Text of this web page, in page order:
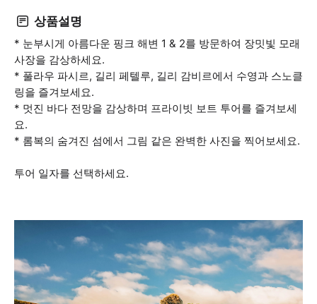
상품설명
* 눈부시게 아름다운 핑크 해변 1 & 2를 방문하여 장밋빛 모래
사장을 감상하세요.
* 풀라우 파시르, 길리 페텔루, 길리 감비르에서 수영과 스노클
링을 즐겨보세요.
* 멋진 바다 전망을 감상하며 프라이빗 보트 투어를 즐겨보세
요.
* 롬복의 숨겨진 섬에서 그림 같은 완벽한 사진을 찍어보세요.
투어 일자를 선택하세요.